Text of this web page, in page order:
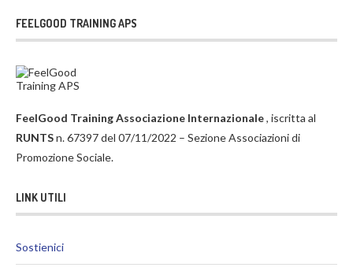
FEELGOOD TRAINING APS
FeelGood Training Associazione Internazionale, iscritta al
RUNTSn. 67397 del 07/11/2022 – Sezione Associazioni di
Promozione Sociale.
LINK UTILI
Sostienici